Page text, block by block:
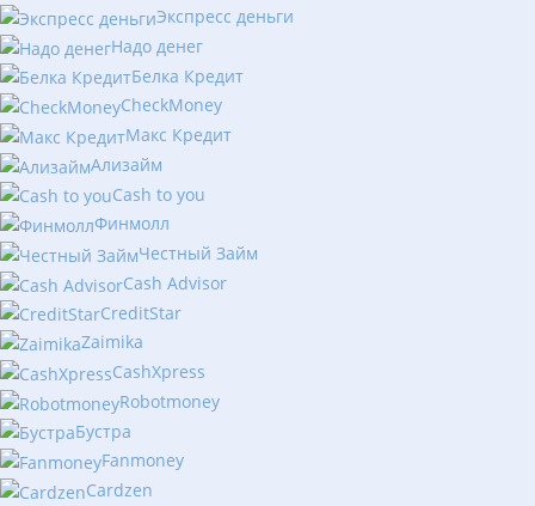
Экспресс деньги
Надо денег
Белка Кредит
CheckMoney
Макс Кредит
Ализайм
Сash to you
Финмолл
Честный Займ
Cash Advisor
CreditStar
Zaimika
CashXpress
Robotmoney
Бустра
Fanmoney
Cardzen